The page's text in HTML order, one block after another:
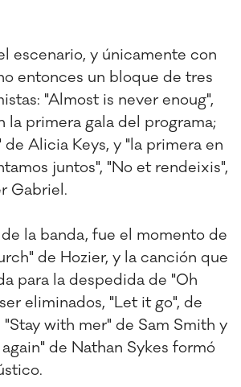
escenario, y únicamente con
entonces un bloque de tres
"Almost is never enoug",
la primera gala del programa;
de Alicia Keys, y "la primera en
juntos", "No et rendeixis",
Gabriel.
la banda, fue el momento de
de Hozier, y la canción que
para la despedida de "Oh
eliminados, "Let it go", de
"Stay with mer" de Sam Smith y
de Nathan Sykes formó